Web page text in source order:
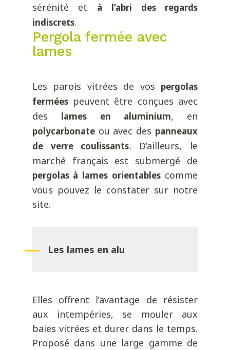
sérénité et à l’abri des regards
indiscrets.
Pergola fermée avec
lames
Les parois vitrées de vos pergolas
ferméespeuvent être conçues avec
des lames en aluminium, en
polycarbonateou avec des panneaux
de verre coulissants. D’ailleurs, le
marché français est submergé de
pergolas à lames orientablescomme
vous pouvez le constater sur notre
site.
Les lames en alu
Elles offrent l’avantage de résister
aux intempéries, se mouler aux
baies vitrées et durer dans le temps.
Proposé dans une large gamme de